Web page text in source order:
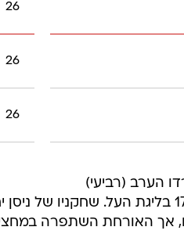
26
26
26
הערב (רביעי)
בשוויון 1:1 במסגרת המחזור ה-17 בליגת
אך האורחת השתפרה